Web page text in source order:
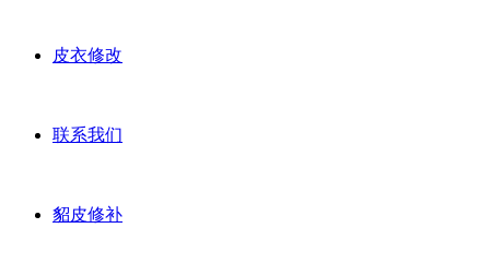
皮衣修改
联系我们
貂皮修补